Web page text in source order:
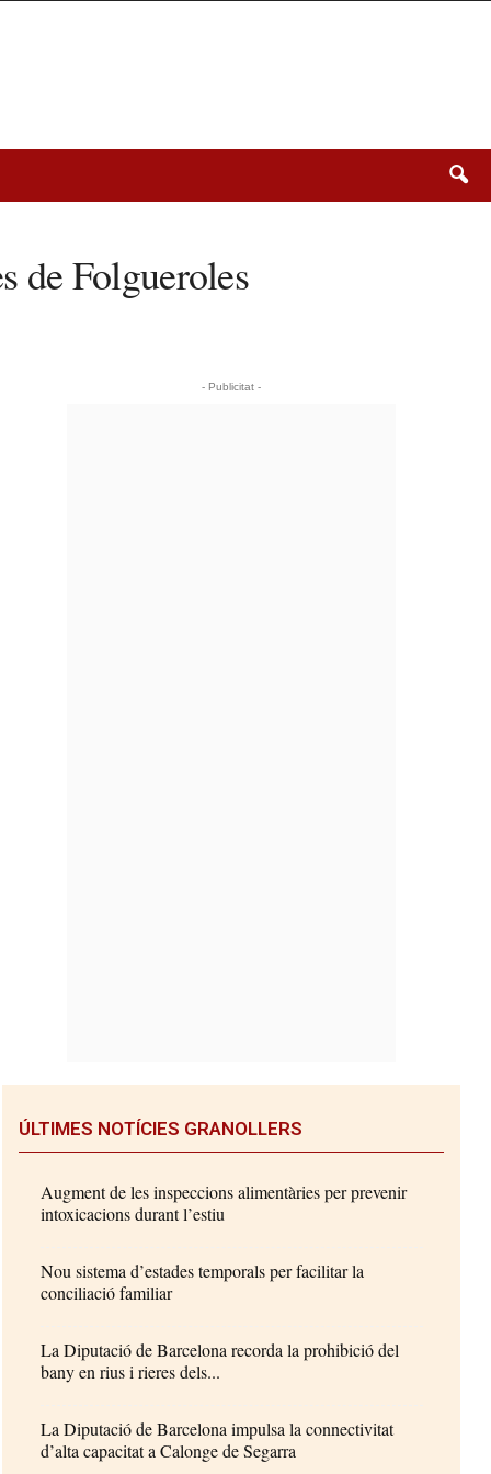
de Folgueroles
- Publicitat -
ÚLTIMES NOTÍCIES GRANOLLERS
Augment de les inspeccions alimentàries per prevenir
intoxicacions durant l’estiu
Nou sistema d’estades temporals per facilitar la
conciliació familiar
La Diputació de Barcelona recorda la prohibició del
bany en rius i rieres dels...
La Diputació de Barcelona impulsa la connectivitat
d’alta capacitat a Calonge de Segarra